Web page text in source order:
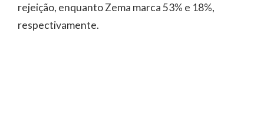
rejeição, enquanto Zema marca 53% e 18%,
respectivamente.